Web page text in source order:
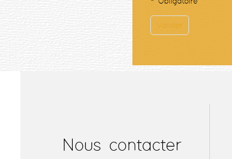
Nous contacter